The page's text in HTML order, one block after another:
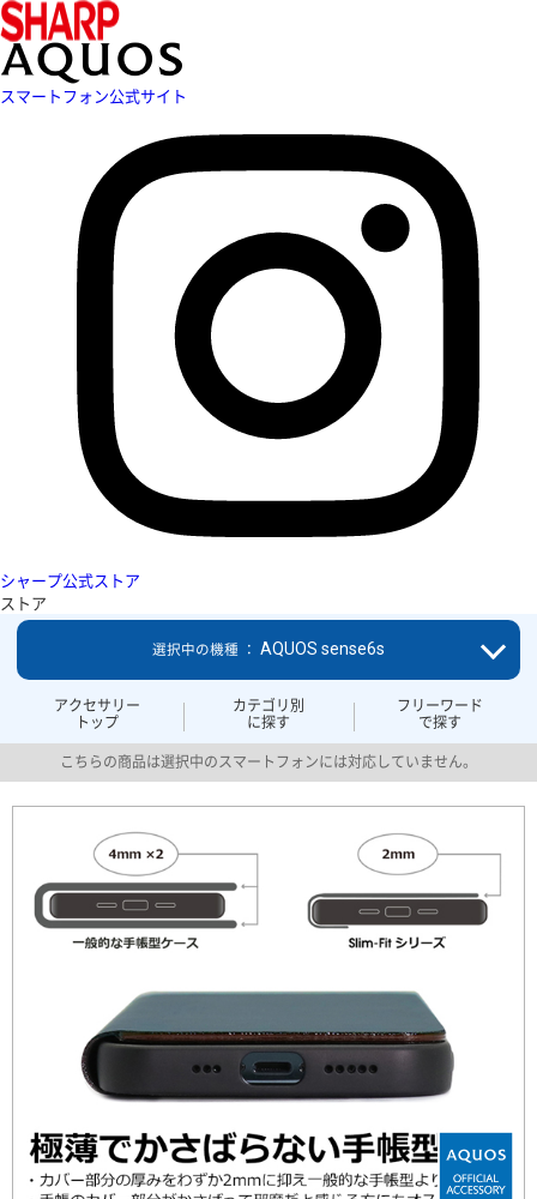
スマートフォン公式サイト
シャープ公式ストア
ストア
アクセサリー
トップ
カテゴリ別
に探す
フリーワード
で探す
選択中の機種 ： AQUOS sense6s
こちらの商品は選択中のスマートフォンには対応していません。